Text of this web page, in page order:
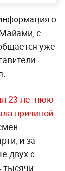
о
с
уже
23-летнюю
причиной
и за
двух с
тысячи